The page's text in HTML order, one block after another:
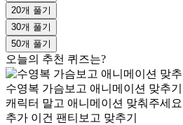
20개 풀기
30개 풀기
50개 풀기
오늘의 추천 퀴즈는?
수영복 가슴보고 애니메이션 맞추기
캐릭터 말고 애니메이션 맞춰주세요
추가 이건 팬티보고 맞추기